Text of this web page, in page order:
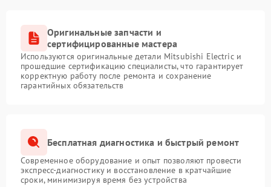
Оригинальные запчасти и
сертифицированные мастера
Используются оригинальные детали Mitsubishi Electric и
прошедшие сертификацию специалисты, что гарантирует
корректную работу после ремонта и сохранение
гарантийных обязательств
Бесплатная диагностика и быстрый ремонт
Современное оборудование и опыт позволяют провести
экспресс-диагностику и восстановление в кратчайшие
сроки, минимизируя время без устройства